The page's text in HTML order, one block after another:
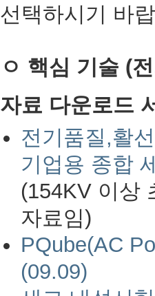
선택하시기 바
ㅇ 핵심 기술 (
자료 다운로드
전기품질,활
기업용 종합
(154KV 이상
자료임)
PQube(AC
(09.09)